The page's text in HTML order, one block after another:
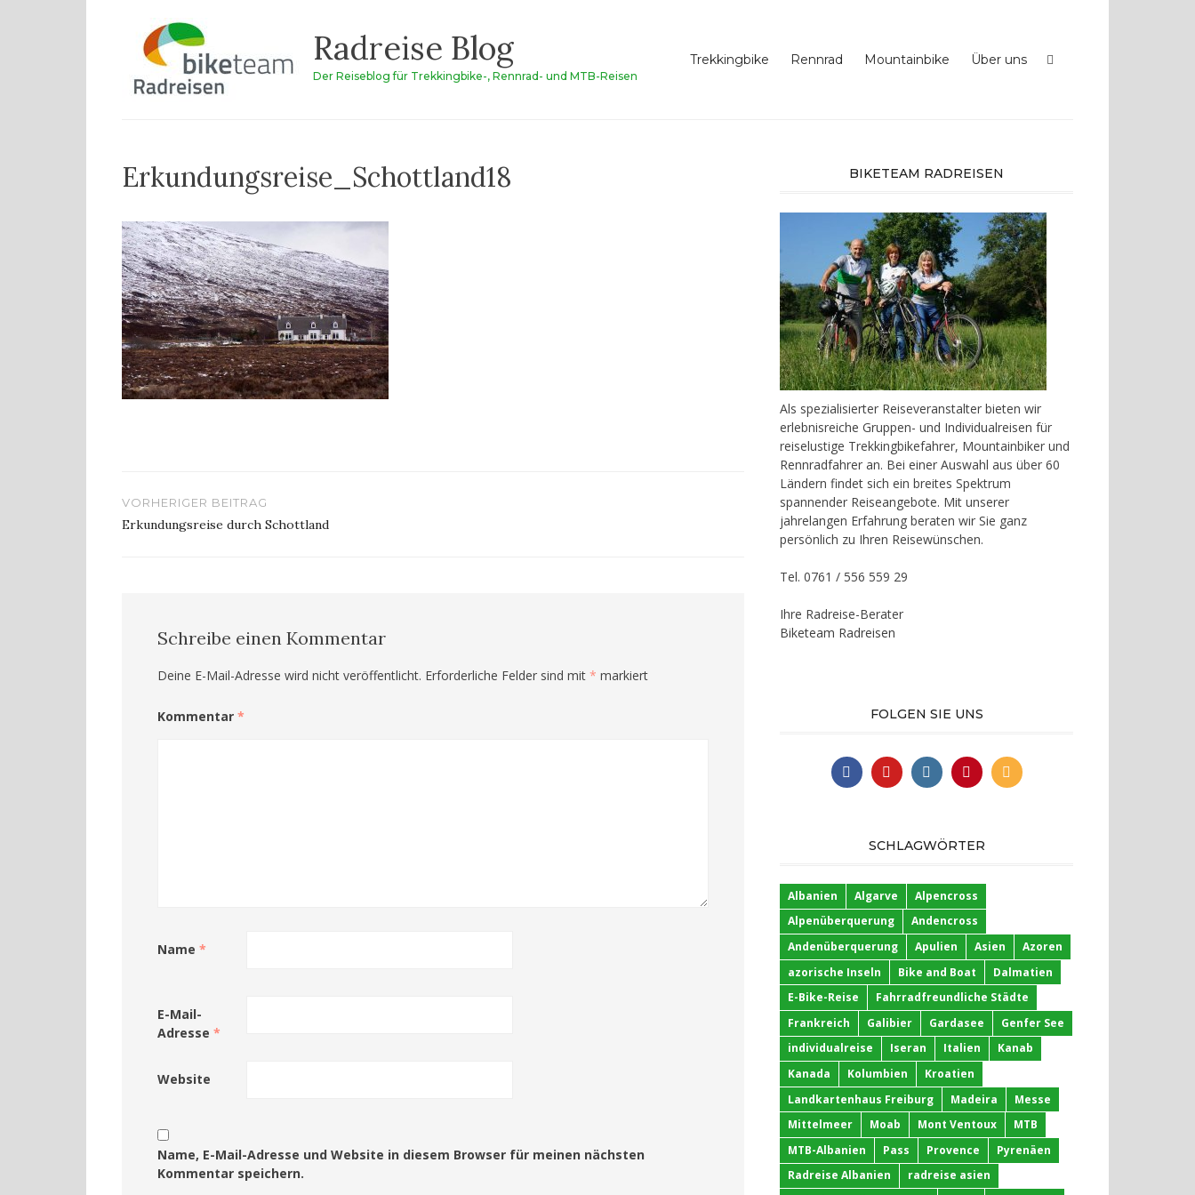
springen
Radreise Blog
Der Reiseblog für Trekkingbike-, Rennrad- und MTB-Reisen
Trekkingbike Rennrad Mountainbike Über uns
Erkundungsreise_Schottland18
Beitragsnavigation
VORHERIGER BEITRAG
Erkundungsreise durch Schottland
Schreibe einen Kommentar
Deine E-Mail-Adresse wird nicht veröffentlicht. Erforderliche Felder sind mit * markiert
Kommentar *
Name *
E-Mail-
Adresse *
Website
Name, E-Mail-Adresse und Website in diesem Browser für meinen nächsten
Kommentar speichern.
BIKETEAM RADREISEN
Als spezialisierter Reiseveranstalter bieten wir
erlebnisreiche Gruppen- und Individualreisen für
reiselustige Trekkingbikefahrer, Mountainbiker und
Rennradfahrer an. Bei einer Auswahl aus über 60
Ländern findet sich ein breites Spektrum
spannender Reiseangebote. Mit unserer
jahrelangen Erfahrung beraten wir Sie ganz
persönlich zu Ihren Reisewünschen.
Tel. 0761 / 556 559 29
Ihre Radreise-Berater
Biketeam Radreisen
FOLGEN SIE UNS
SCHLAGWÖRTER
Albanien Algarve
Alpencross
Alpenüberquerung
Andencross
Andenüberquerung
Apulien Asien
Azoren
azorische Inseln
Bike and Boat
Dalmatien
E-Bike-Reise
Fahrradfreundliche Städte
Frankreich
Galibier Gardasee
Genfer See
individualreise
Iseran Italien
Kanab
Kanada
Kolumbien
Kroatien
Landkartenhaus Freiburg
Madeira
Messe
Mittelmeer
Moab Mont Ventoux
MTB
MTB-Albanien
Pass Provence
Pyrenäen
Radreise Albanien
radreise asien